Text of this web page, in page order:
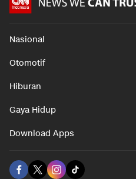
Nasional
Otomotif
Hiburan
Gaya Hidup
Download Apps